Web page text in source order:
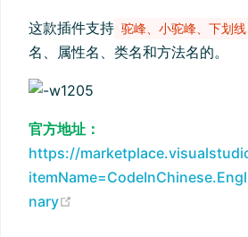
这款插件支持 驼峰、小驼峰、下划线
名、属性名、类名和方法名的。
官方地址：
https://
nary